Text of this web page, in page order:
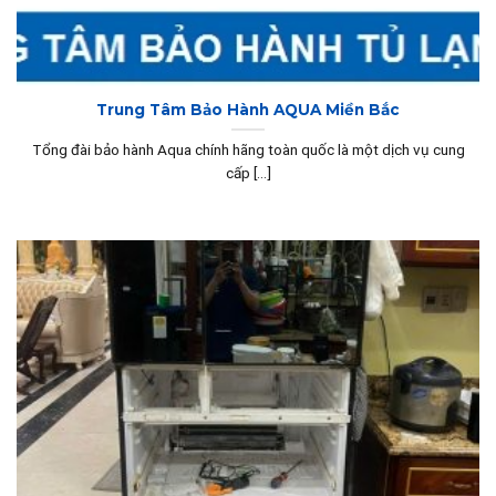
Trung Tâm Bảo Hành AQUA Miền Bắc
Tổng đài bảo hành Aqua chính hãng toàn quốc là một dịch vụ cung
cấp [...]